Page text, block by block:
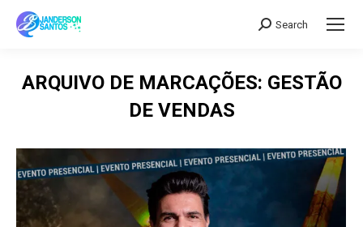
Search:
Search
ARQUIVO DE MARCAÇÕES: GESTÃO
DE VENDAS